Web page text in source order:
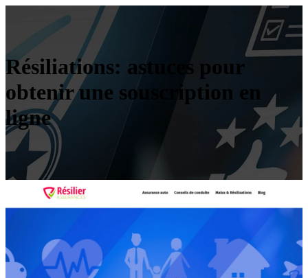
Résiliations: astuces pour
obtenir une souscription en
ligne